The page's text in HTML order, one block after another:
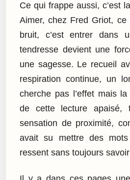
Ce qui frappe aussi, c’est
Aimer, chez Fred Griot, ce
bruit, c’est entrer dans
tendresse devient une
une sagesse. Le recueil
respiration continue, un
cherche pas l’effet mais
de cette lecture apaisé,
sensation de proximité,
avait su mettre des
ressent sans toujours